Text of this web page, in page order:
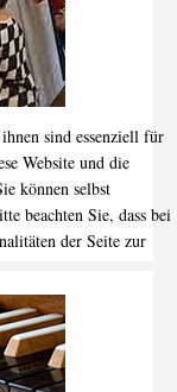
sind essenziell für
Website und die
können selbst
beachten Sie, dass bei
der Seite zur